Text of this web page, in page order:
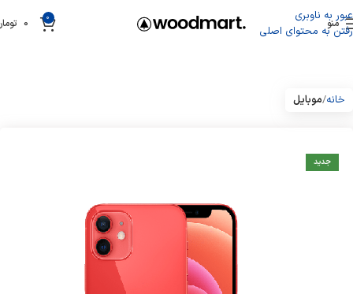
عبور به ناوبری
رفتن به محتوای اصلی
منو 0
0
خانه موبایل
جدید